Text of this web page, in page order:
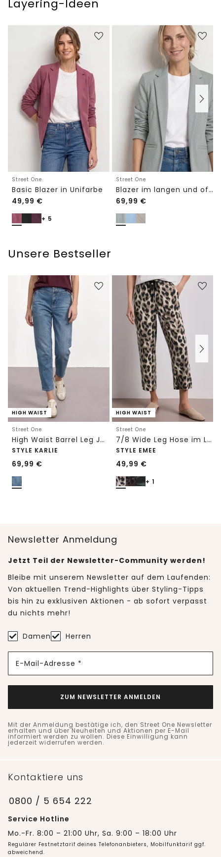
Layering-Ideen
Street One
Basic Blazer in Unifarbe
49,99 €
+ 5
Street One
Blazer im langen und offenen Schnitt
69,99 €
Unsere Bestseller
HIGH WAIST
Street One
High Waist Barrel Leg Jeans im Loose Fit
STYLE KARLIE
69,99 €
HIGH WAIST
Street One
7/8 Wide Leg Hose im Loose Fit mit Print
STYLE EMEE
49,99 €
+ 1
Newsletter Anmeldung
Jetzt Teil der Newsletter-Community werden!
Bleibe mit unserem Newsletter auf dem Laufenden:
Von aktuellen Trend-Highlights über Styling-Tipps
bis hin zu exklusiven Aktionen - ab sofort verpasst
du nichts mehr!
Damen Herren
E-Mail-Adresse *
ZUM NEWSLETTER ANMELDEN
Mit der Anmeldung bestätige ich, den Street One Newsletter
erhalten und über Neuheiten und Aktionen per E-Mail
informiert werden zu wollen. Diese Einwilligung kann
jederzeit widerrufen werden.
Kontaktiere uns
0800 / 5 654 222
Service Hotline
Mo.-Fr. 8:00 – 21:00 Uhr, Sa. 9:00 – 18:00 Uhr
Regulärer Festnetztarif deines Telefonanbieters, Mobilfunktarif ggf.
abweichend.